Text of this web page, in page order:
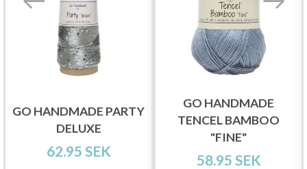
GO HANDMADE PARTY
DELUXE
62.95 SEK
GO HANDMADE
TENCEL BAMBOO
"FINE"
58.95 SEK